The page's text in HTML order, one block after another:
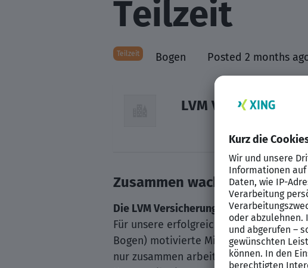
Teilzeit
Teilzeit Bogen Posted 2 months
LVM Versicherung
Zusammen wachsen:
Die LVM Versicherung
Für unsere erfolgreiche LVM-
Bogen) motivierte Mitarbeitende, die
nur zusammen arbeiten, wir wollen